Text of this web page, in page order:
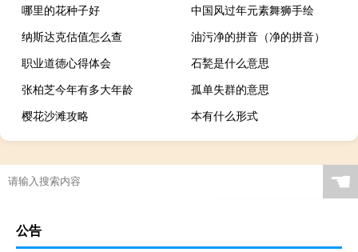
哪里的花种子好
中国风过年元素舞狮手绘
纳斯达克估值怎么查
油污净的拼音（净的拼音）
职业道德心得体会
石甃是什么意思
张柏芝今年有多大年龄
孤单失群的意思
樱花沙滩攻略
本有什么形式
☚
公告